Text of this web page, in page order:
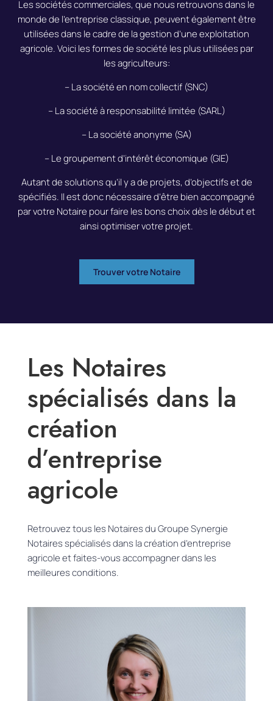
Les sociétés commerciales, que nous retrouvons dans le
monde de l’entreprise classique, peuvent également être
utilisées dans le cadre de la gestion d’une exploitation
agricole. Voici les formes de société les plus utilisées par
les agriculteurs:
– La société en nom collectif (SNC)
– La société à responsabilité limitée (SARL)
– La société anonyme (SA)
– Le groupement d’intérêt économique (GIE)
Autant de solutions qu’il y a de projets, d’objectifs et de
spécifiés. Il est donc nécessaire d’être bien accompagné
par votre Notaire pour faire les bons choix dès le début et
ainsi optimiser votre projet.
Trouver votre Notaire
Les Notaires
spécialisés dans la
création
d’entreprise
agricole
Retrouvez tous les Notaires du Groupe Synergie
Notaires spécialisés dans la création d’entreprise
agricole et faites-vous accompagner dans les
meilleures conditions.